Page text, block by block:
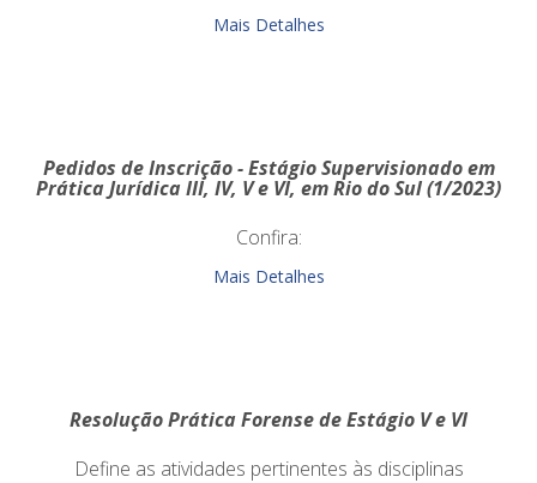
Mais Detalhes
Pedidos de Inscrição - Estágio Supervisionado em
Prática Jurídica III, IV, V e VI, em Rio do Sul (1/2023)
Confira:
Mais Detalhes
Resolução Prática Forense de Estágio V e VI
Define as atividades pertinentes às disciplinas